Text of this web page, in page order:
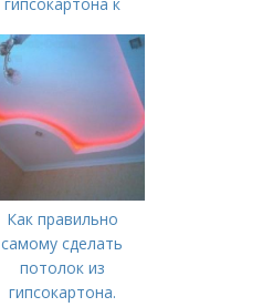
гипсокартона к
гипсокартона
Как правильно
самому сделать
потолок из
гипсокартона.